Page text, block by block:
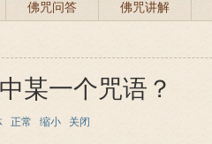
佛咒问答 佛咒讲解
某一个咒语？
正常 缩小 关闭